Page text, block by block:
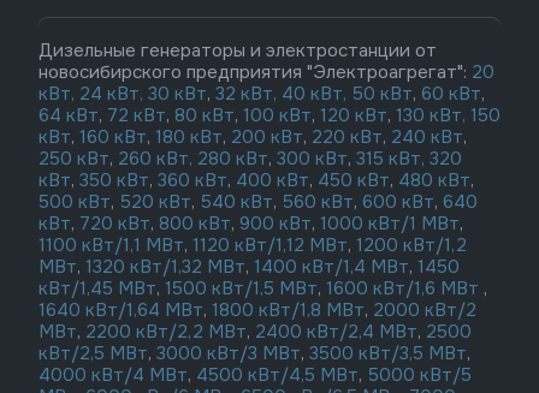
Дизельные генераторы и электростанции от
новосибирского предприятия "Электроагрегат": 20
кВт, 24 кВт, 30 кВт, 32 кВт, 40 кВт, 50 кВт, 60 кВт,
64 кВт, 72 кВт, 80 кВт, 100 кВт, 120 кВт, 130 кВт, 150
кВт, 160 кВт, 180 кВт, 200 кВт, 220 кВт, 240 кВт,
250 кВт, 260 кВт, 280 кВт, 300 кВт, 315 кВт, 320
кВт, 350 кВт, 360 кВт, 400 кВт, 450 кВт, 480 кВт,
500 кВт, 520 кВт, 540 кВт, 560 кВт, 600 кВт, 640
кВт, 720 кВт, 800 кВт, 900 кВт, 1000 кВт/1 МВт,
1100 кВт/1,1 МВт, 1120 кВт/1,12 МВт, 1200 кВт/1,2
МВт, 1320 кВт/1,32 МВт, 1400 кВт/1,4 МВт, 1450
кВт/1,45 МВт, 1500 кВт/1,5 МВт, 1600 кВт/1,6 МВт ,
1640 кВт/1,64 МВт, 1800 кВт/1,8 МВт, 2000 кВт/2
МВт, 2200 кВт/2,2 МВт, 2400 кВт/2,4 МВт, 2500
кВт/2,5 МВт, 3000 кВт/3 МВт, 3500 кВт/3,5 МВт,
4000 кВт/4 МВт, 4500 кВт/4,5 МВт, 5000 кВт/5